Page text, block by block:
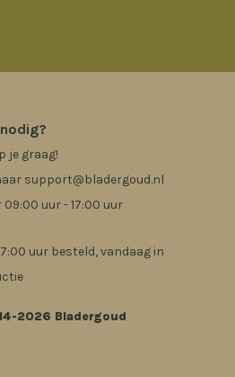
je graag!
support@bladergoud.nl
09:00 uur - 17:00 uur
uur besteld, vandaag in
2026 Bladergoud